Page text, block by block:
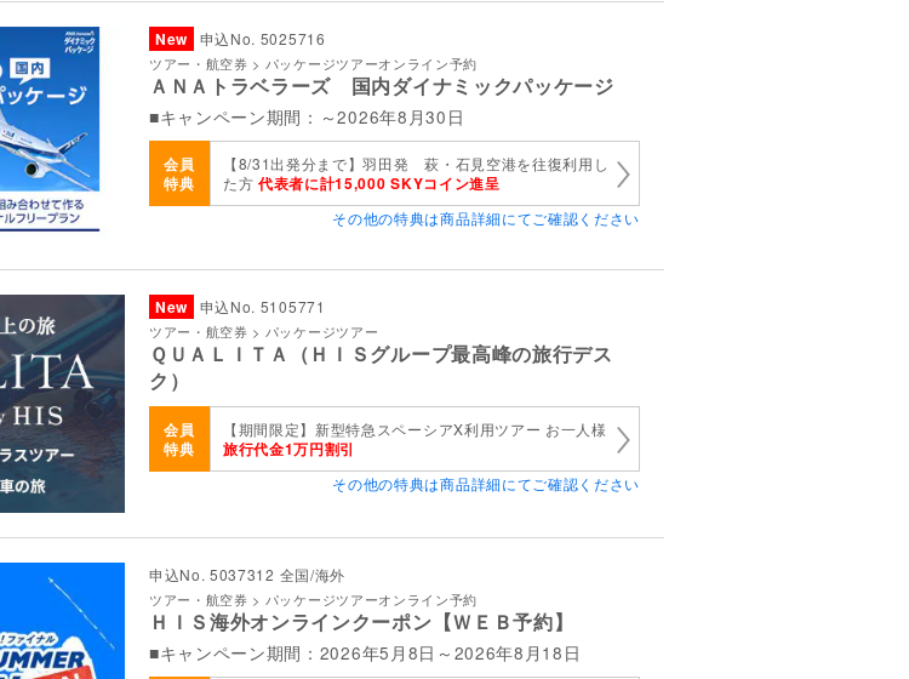
New 申込No. 5025716
ツアー・航空券 > パッケージツアーオンライン予約
ＡＮＡトラベラーズ 国内ダイナミックパッケージ
■キャンペーン期間：～2026年8月30日
会員
特典
【8/31出発分まで】羽田発 萩・石見空港を往復利用し
た方代表者に計15,000 SKYコイン進呈
その他の特典は商品詳細にてご確認ください
New 申込No. 5105771
ツアー・航空券 > パッケージツアー
ＱＵＡＬＩＴＡ（ＨＩＳグループ最高峰の旅行デス
ク）
会員
特典
【期間限定】新型特急スペーシアX利用ツアー お一人様
旅行代金1万円割引
その他の特典は商品詳細にてご確認ください
申込No. 5037312 全国/海外
ツアー・航空券 > パッケージツアーオンライン予約
ＨＩＳ海外オンラインクーポン【ＷＥＢ予約】
■キャンペーン期間：2026年5月8日～2026年8月18日